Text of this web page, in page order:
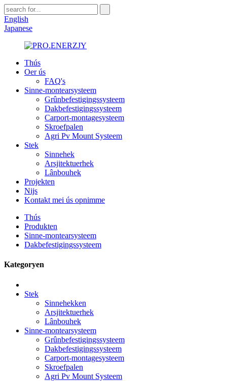
English
Japanese
Thús
Oer ús
FAQ's
Sinne-montearsysteem
Grûnbefestigingssysteem
Dakbefestigingssysteem
Carport-montagesysteem
Skroefpalen
Agri Pv Mount Systeem
Stek
Sinnehek
Arsjitektuerhek
Lânbouhek
Projekten
Nijs
Kontakt mei ús opnimme
Thús
Produkten
Sinne-montearsysteem
Dakbefestigingssysteem
Kategoryen
Stek
Sinnehekken
Arsjitektuerhek
Lânbouhek
Sinne-montearsysteem
Grûnbefestigingssysteem
Dakbefestigingssysteem
Carport-montagesysteem
Skroefpalen
Agri Pv Mount Systeem